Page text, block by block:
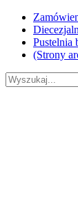
Skip
contentPustelnia
(Strony